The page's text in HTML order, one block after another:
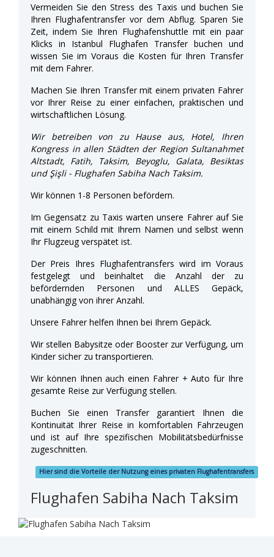
Vermeiden Sie den Stress des Taxis und buchen Sie
Ihren Flughafentransfer vor dem Abflug. Sparen Sie
Zeit, indem Sie Ihren Flughafenshuttle mit ein paar
Klicks in Istanbul Flughafen Transfer buchen und
wissen Sie im Voraus die Kosten für Ihren Transfer
mit dem Fahrer.
Machen Sie Ihren Transfer mit einem privaten Fahrer
vor Ihrer Reise zu einer einfachen, praktischen und
wirtschaftlichen Lösung.
Wir betreiben von zu Hause aus, Hotel, Ihren
Kongress in allen Städten der Region Sultanahmet
Altstadt, Fatih, Taksim, Beyoglu, Galata, Besiktas
und Şişli - Flughafen Sabiha Nach Taksim.
Wir können 1-8 Personen befördern.
Im Gegensatz zu Taxis warten unsere Fahrer auf Sie
mit einem Schild mit Ihrem Namen und selbst wenn
Ihr Flugzeug verspätet ist.
Der Preis Ihres Flughafentransfers wird im Voraus
festgelegt und beinhaltet die Anzahl der zu
befördernden Personen und ALLES Gepäck,
unabhängig von ihrer Anzahl.
Unsere Fahrer helfen Ihnen bei Ihrem Gepäck.
Wir stellen Babysitze oder Booster zur Verfügung, um
Kinder sicher zu transportieren.
Wir können Ihnen auch einen Fahrer + Auto für Ihre
gesamte Reise zur Verfügung stellen.
Buchen Sie einen Transfer garantiert Ihnen die
Kontinuität Ihrer Reise in komfortablen Fahrzeugen
und ist auf Ihre spezifischen Mobilitätsbedürfnisse
zugeschnitten.
Hier sind die Vorteile der Nutzung eines privaten Flughafentransfers
Flughafen Sabiha Nach Taksim